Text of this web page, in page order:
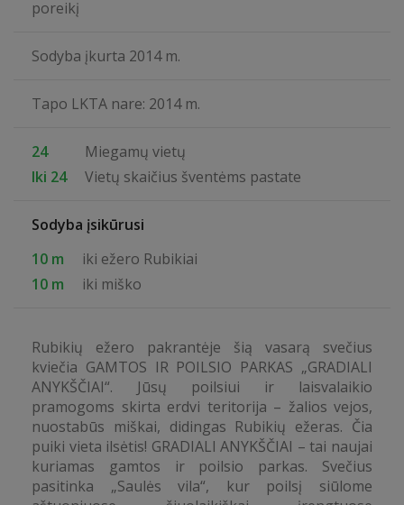
poreikį
Sodyba įkurta 2014 m.
Tapo LKTA nare: 2014 m.
24
Miegamų vietų
Iki 24
Vietų skaičius šventėms pastate
Sodyba įsikūrusi
10 m
iki ežero Rubikiai
10 m
iki miško
Rubikių ežero pakrantėje šią vasarą svečius
kviečia GAMTOS IR POILSIO PARKAS „GRADIALI
ANYKŠČIAI“. Jūsų poilsiui ir laisvalaikio
pramogoms skirta erdvi teritorija – žalios vejos,
nuostabūs miškai, didingas Rubikių ežeras. Čia
puiki vieta ilsėtis! GRADIALI ANYKŠČIAI – tai naujai
kuriamas gamtos ir poilsio parkas. Svečius
pasitinka „Saulės vila“, kur poilsį siūlome